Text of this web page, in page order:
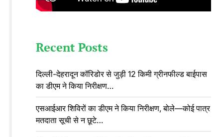
Recent Posts
दिल्ली-देहरादून कॉरिडोर से जुड़ी 12 किमी ग्रीनफील्ड बाईपास
का डीएम ने किया निरीक्षण…
एसआईआर शिविरों का डीएम ने किया निरीक्षण, बोले—कोई पात्र
मतदाता सूची से न छूटे…